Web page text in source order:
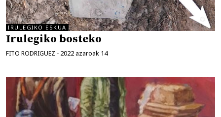
IRULEGIKO ESKUA
Irulegiko bosteko
FITO RODRIGUEZ - 2022 azaroak 14